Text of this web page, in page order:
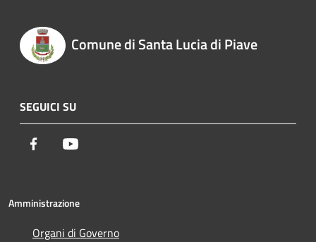
Comune di Santa Lucia di Piave
SEGUICI SU
Facebook
Amministrazione
Organi di Governo